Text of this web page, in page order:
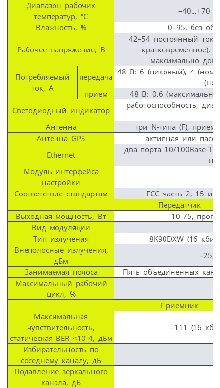
Диапазон рабочих
температур, °С
–40…+70
Влажность, %
0–95, без
Рабочее напряжение, В
42–54 постоянный ток
кратковременное);
максимально
Потребляемый
ток, А
передача
48 В: 6 (пиковый), 4
прием
48 В: 0,6
Светодиодный индикатор
работоспособность,
Антенна
три N-типа (F),
Антенна GPS
активная или
Ethernet
два порта 10/100Base-T
Модуль интерфейса
настройки
Соответствие стандартам
FCC часть 2, 15 и
Передатчик
Выходная мощность, Вт
10-75,
Вид модуляции
Тип излучения
8K90DXW (16
Внеполосные излучения,
дБм
–25,
Занимаемая полоса
Пять объединенных
Максимальный рабочий
цикл, %
Приемник
Максимальная
чувствительность,
статическая BER <10-4, дБм
–111 (16
Избирательность по
соседнему каналу, дБ
Подавление зеркального
канала, дБ